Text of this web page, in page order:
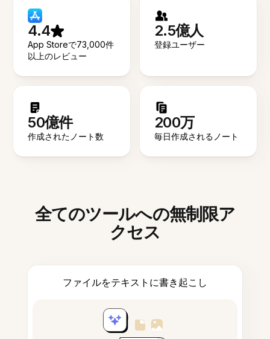
4.4
App Storeで73,000件
以上のレビュー
2.5億人
登録ユーザー
50億件
作成されたノート数
200万
毎日作成されるノート
全てのツールへの無制限ア
クセス
ファイルをテキストに書き起こし